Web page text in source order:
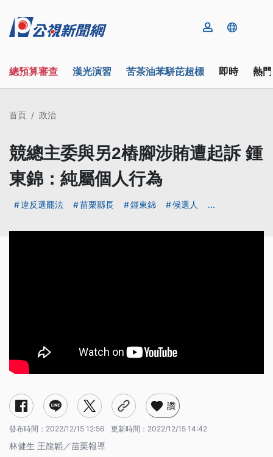
總預算審查 漢光演習 苦茶油苯駢芘超標 即時 熱
首頁 政治
競總主委與另2樁腳涉賄遭起訴 鍾
東錦：純屬個人行為
違反選罷法 苗栗縣長 鍾東錦 候選人 ...
讚
發布時間： 2022/12/15 12:56 更新時間： 2022/12/15 14:42
林健生 王龍韜／苗栗報導